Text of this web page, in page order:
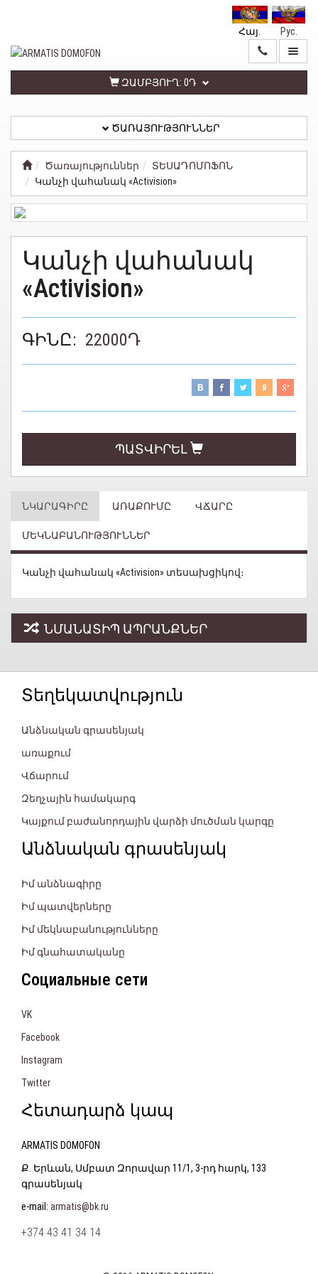
Հայ. Рус.
ԶԱՄԲՅՈՒՂ: 0Դ
ԳԼԽԱՎՈՐ
ԾԱՌԱՅՈՒԹՅՈՒՆՆԵՐ
ԱՆՁՆԱԿԱՆ
ԳՐԱՍԵՆՅԱԿ
ՀԵՏԱԴԱՐՁ
ԿԱՊ
ՏԵՂԵԿԱՏՎՈՒԹՅՈՒՆ
ԳԱՂՏՆԻՈՒԹՅԱՆ
ՔԱՂԱՔԱԿԱՆՈՒԹՅՈՒՆ
ԾԱՌԱՅՈՒԹՅՈՒՆՆԵՐ
Ծառայություններ
ՏԵՍԱԴՈՄՈՖՈՆ
Կանչի վահանակ «Activision»
Կանչի վահանակ
«Activision»
ԳԻՆԸ: 22000Դ
ՊԱՏՎԻՐԵԼ
ՆԿԱՐԱԳԻՐԸ ԱՌԱՔՈՒՄԸ ՎՃԱՐԸ
ՄԵԿՆԱԲԱՆՈՒԹՅՈՒՆՆԵՐ
Կանչի վահանակ «Activision» տեսախցիկով։
ՆՄԱՆԱՏԻՊ ԱՊՐԱՆՔՆԵՐ
Տեղեկատվություն
Անձնական գրասենյակ
առաքում
Վճարում
Զեղչային համակարգ
Կայքում բաժանորդային վարձի մուծման կարգը
Անձնական գրասենյակ
Իմ անձնագիրը
Իմ պատվերները
Իմ մեկնաբանությունները
Իմ գնահատականը
Социальные сети
VK
Facebook
Instagram
Twitter
Հետադարձ կապ
ARMATIS DOMOFON
Ք. Երևան, Սմբատ Զորավար 11/1, 3-րդ հարկ, 133
գրասենյակ
e-mail: armatis@bk.ru
+374 43 41 34 14